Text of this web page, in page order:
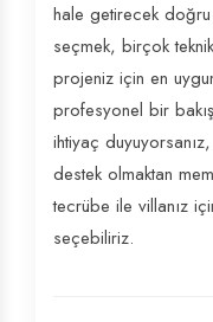
hale getirecek doğru
seçmek, birçok
projeniz için en
profesyonel bir
ihtiyaç
destek olmaktan
tecrübe ile villanız
seçebiliriz.